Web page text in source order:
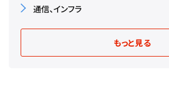
通信、インフラ
もっと見る